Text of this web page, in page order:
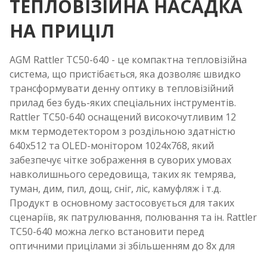
ТЕПЛОВІЗІЙНА НАСАДКА
НА ПРИЦІЛ
AGM Rattler TC50-640 - це компактна тепловізійна
система, що пристібається, яка дозволяє швидко
трансформувати денну оптику в тепловізійний
прилад без будь-яких спеціальних інструментів.
Rattler TC50-640 оснащений високочутливим 12
мкм термодетектором з роздільною здатністю
640x512 та OLED-монітором 1024x768, який
забезпечує чітке зображення в суворих умовах
навколишнього середовища, таких як темрява,
туман, дим, пил, дощ, сніг, ліс, камуфляж і т.д.
Продукт в основному застосовується для таких
сценаріїв, як патрулювання, полювання та ін. Rattler
TC50-640 можна легко встановити перед
оптичними прицілами зі збільшенням до 8x для